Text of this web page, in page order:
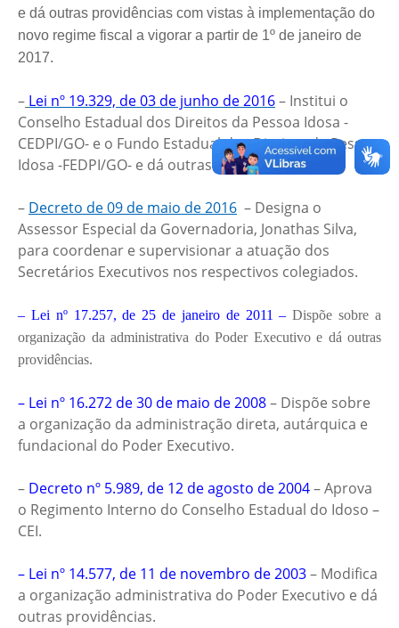
e dá outras providências com vistas à implementação do
novo regime fiscal a vigorar a partir de 1º de janeiro de
2017.
– Lei nº 19.329, de 03 de junho de 2016– Institui o
Conselho Estadual dos Direitos da Pessoa Idosa -
CEDPI/GO- e o Fundo Estadual dos Direitos da Pessoa
Idosa -FEDPI/GO- e dá outras providências.
– Decreto de 09 de maio de 2016 – Designa o
Assessor Especial da Governadoria, Jonathas Silva,
para coordenar e supervisionar a atuação dos
Secretários Executivos nos respectivos colegiados.
– Lei nº 17.257, de 25 de janeiro de 2011 –Dispõe sobre a
organização da administrativa do Poder Executivo e dá outras
providências.
– Lei nº 16.272 de 30 de maio de 2008– Dispõe sobre
a organização da administração direta, autárquica e
fundacional do Poder Executivo.
– Decreto nº 5.989, de 12 de agosto de 2004– Aprova
o Regimento Interno do Conselho Estadual do Idoso –
CEI.
– Lei nº 14.577, de 11 de novembro de 2003– Modifica
a organização administrativa do Poder Executivo e dá
outras providências.